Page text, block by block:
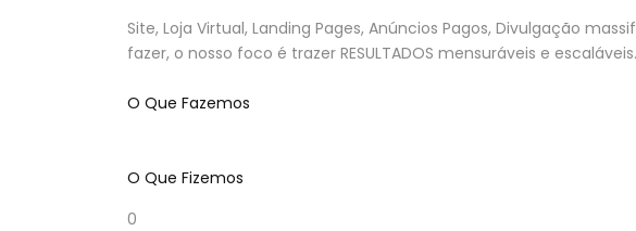
Site, Loja Virtual, Landing Pages, Anúncios Pagos, Divulgação
fazer, o nosso foco é trazer RESULTADOS mensuráveis e escaláveis.
O Que Fazemos
O Que Fizemos
0